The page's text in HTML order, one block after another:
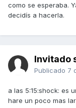
como se esperaba.
decidís a hacerla.
Invitado
Publicado 7
a las 5:15:shock: es
hare un poco mas